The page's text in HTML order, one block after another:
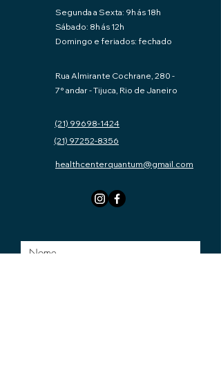
Segunda a Sexta: 9h ás 18h
Sábado: 8h ás 12h
Domingo e feriados: fechado
Rua Almirante Cochrane, 280 -
7° andar - Tijuca, Rio de Janeiro
(21) 99698-1424
(21) 97252-8356
healthcenterquantum@gmail.com